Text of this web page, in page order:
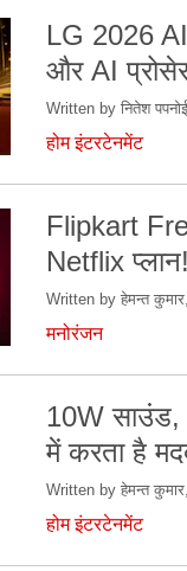
LG 2026
और AI
Written by नितेश
होम इंटरटेनमेंट
Flipkart
Netflix
Written by हेमन्त
मनोरंजन
10W साउंड,
में करता है
Written by हेमन्त
होम इंटरटेनमेंट